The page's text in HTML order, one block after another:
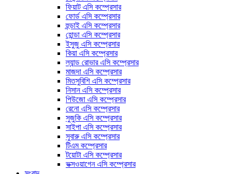
ফিয়াট এসি কম্প্রেসার
ফোর্ড এসি কম্প্রেসার
হুন্ডাই এসি কম্প্রেসার
হোন্ডা এসি কম্প্রেসার
ইসুজু এসি কম্প্রেসার
কিয়া এসি কম্প্রেসার
ল্যান্ড রোভার এসি কম্প্রেসার
মাজদা এসি কম্প্রেসার
মিতসুবিশি এসি কম্প্রেসার
নিসান এসি কম্প্রেসার
পিউজো এসি কম্প্রেসার
রেনো এসি কম্প্রেসার
সুজুকি এসি কম্প্রেসার
সাইপা এসি কম্প্রেসার
সুবারু এসি কম্প্রেসার
টিএম কম্প্রেসার
টয়োটা এসি কম্প্রেসার
ভক্সওয়াগেন এসি কম্প্রেসার